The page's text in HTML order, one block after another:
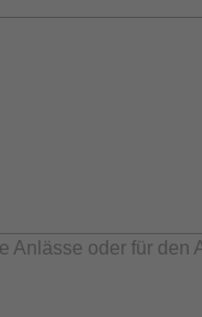
Anlässe oder für den